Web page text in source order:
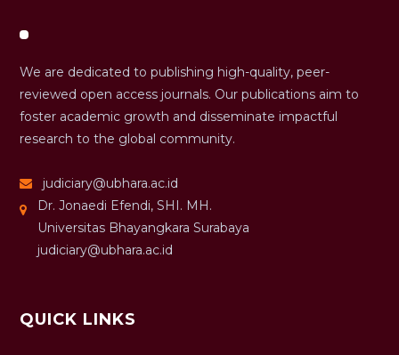
We are dedicated to publishing high-quality, peer-
reviewed open access journals. Our publications aim to
foster academic growth and disseminate impactful
research to the global community.
judiciary@ubhara.ac.id
Dr. Jonaedi Efendi, SHI. MH.
Universitas Bhayangkara Surabaya
judiciary@ubhara.ac.id
QUICK LINKS